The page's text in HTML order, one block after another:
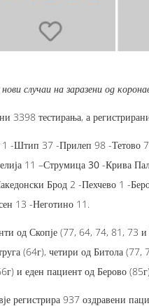
случаи на заразени од
3398 тестирања, а
-Штип 37 -Прилеп 98 -Тетово
11 –Струмица 30 -Крива
Брод 2 -Пехчево 1 -
13 -Неготино 11.
од Скопје (77, 64, 74, 81, 73
(64г), четири од Битола
и еден пациент од Берово
регистрира 937 оздравени